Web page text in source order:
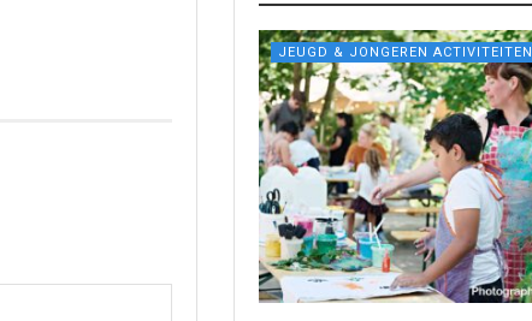
JEUGD & JONGEREN ACTIVITEITEN